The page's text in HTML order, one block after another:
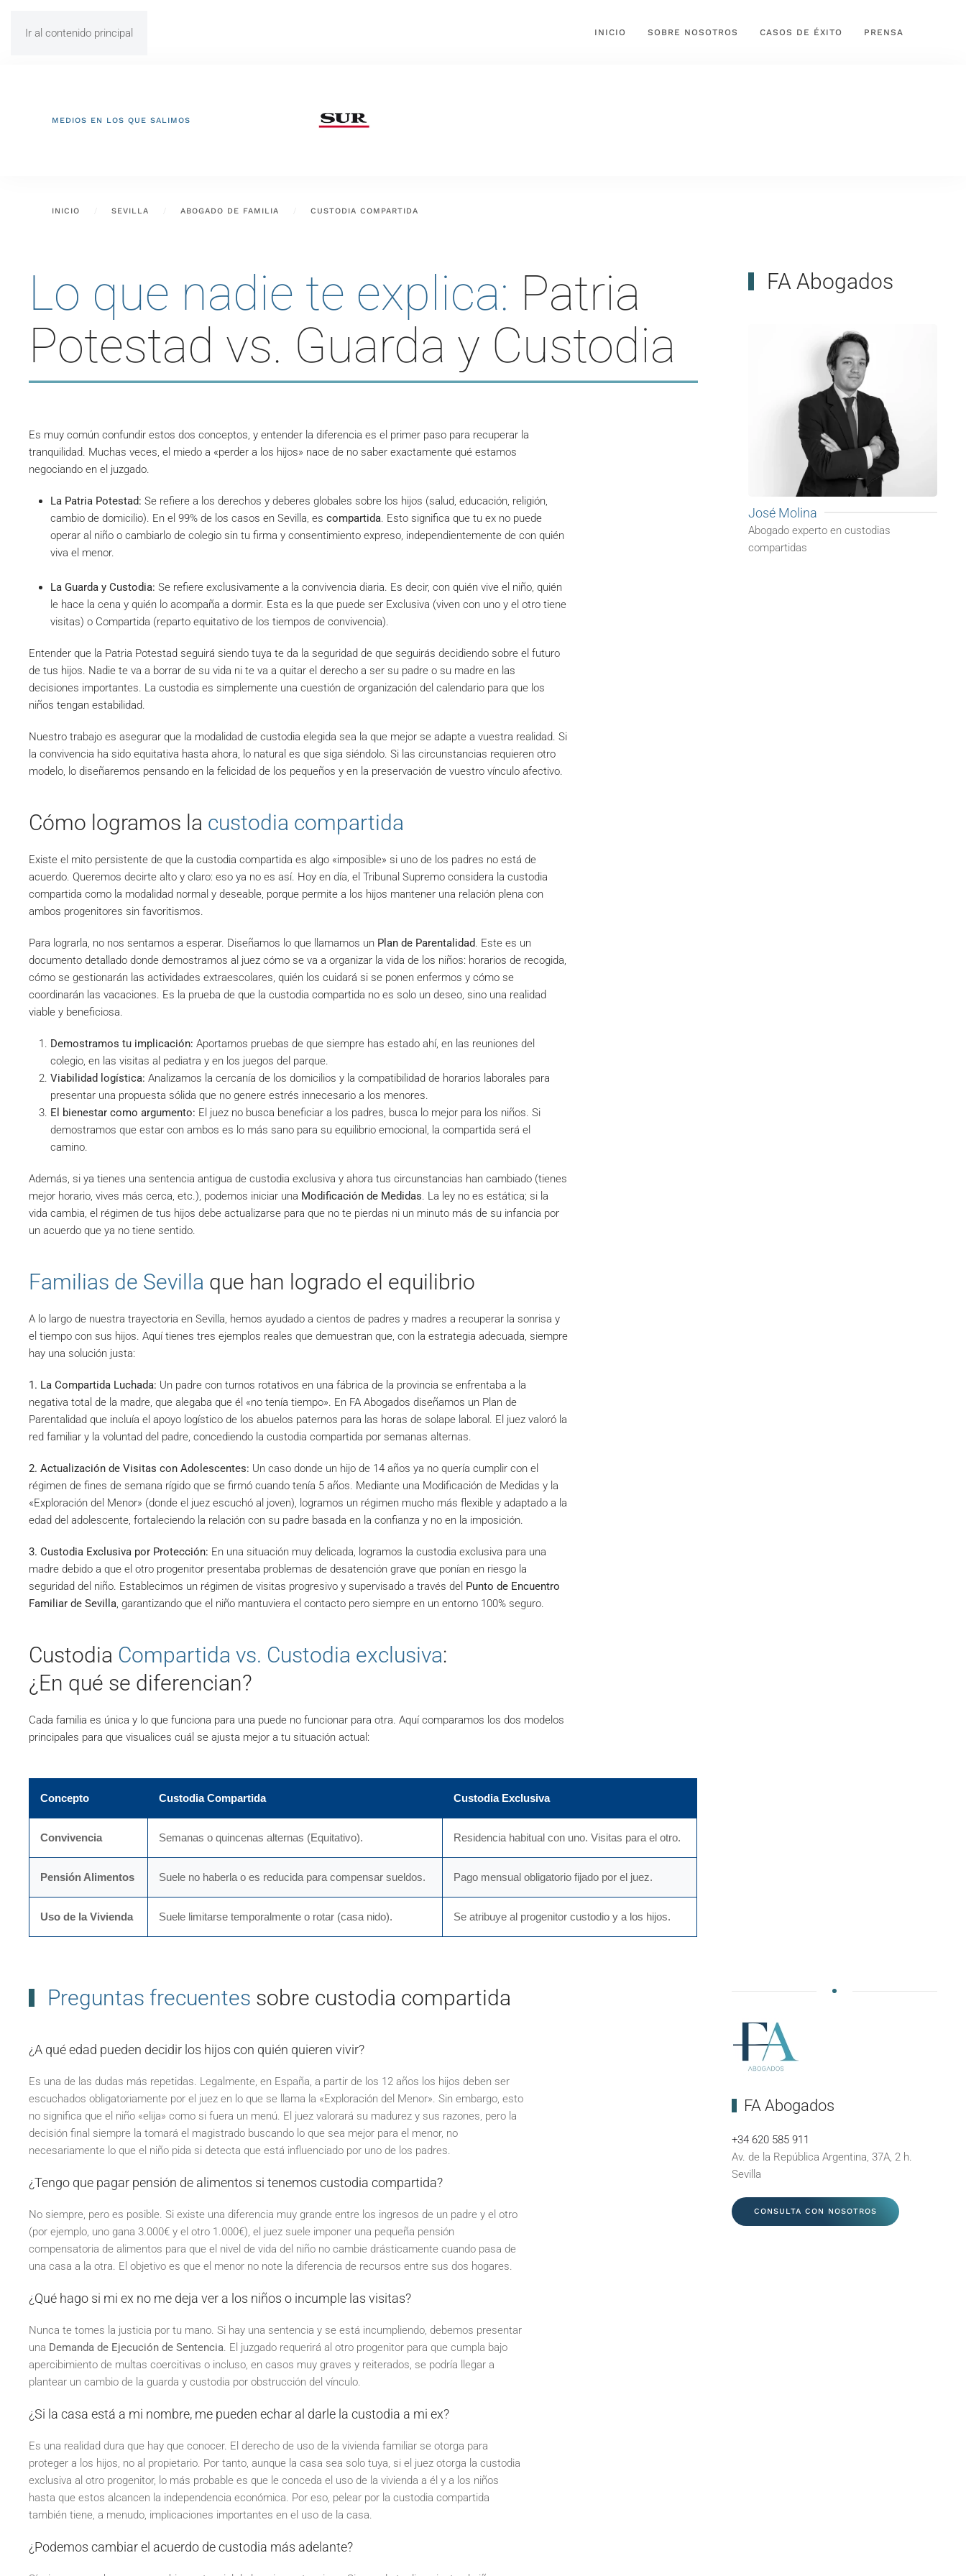
Ir al contenido principal INICIO SOBRE NOSOTROS CASOS DE ÉXITO PRENSA
MEDIOS EN LOS QUE SALIMOS
INICIO SEVILLA ABOGADO DE FAMILIA CUSTODIA COMPARTIDA
Lo que nadie te explica: Patria
Potestad vs. Guarda y Custodia
Es muy común confundir estos dos conceptos, y entender la diferencia es el primer paso para recuperar la
tranquilidad. Muchas veces, el miedo a «perder a los hijos» nace de no saber exactamente qué estamos
negociando en el juzgado.
La Patria Potestad: Se refiere a los derechos y deberes globales sobre los hijos (salud, educación, religión,
cambio de domicilio). En el 99% de los casos en Sevilla, es compartida. Esto significa que tu ex no puede
operar al niño o cambiarlo de colegio sin tu firma y consentimiento expreso, independientemente de con quién
viva el menor.
La Guarda y Custodia: Se refiere exclusivamente a la convivencia diaria. Es decir, con quién vive el niño, quién
le hace la cena y quién lo acompaña a dormir. Esta es la que puede ser Exclusiva (viven con uno y el otro tiene
visitas) o Compartida (reparto equitativo de los tiempos de convivencia).
Entender que la Patria Potestad seguirá siendo tuya te da la seguridad de que seguirás decidiendo sobre el futuro
de tus hijos. Nadie te va a borrar de su vida ni te va a quitar el derecho a ser su padre o su madre en las
decisiones importantes. La custodia es simplemente una cuestión de organización del calendario para que los
niños tengan estabilidad.
Nuestro trabajo es asegurar que la modalidad de custodia elegida sea la que mejor se adapte a vuestra realidad. Si
la convivencia ha sido equitativa hasta ahora, lo natural es que siga siéndolo. Si las circunstancias requieren otro
modelo, lo diseñaremos pensando en la felicidad de los pequeños y en la preservación de vuestro vínculo afectivo.
Cómo logramos la custodia compartida
Existe el mito persistente de que la custodia compartida es algo «imposible» si uno de los padres no está de
acuerdo. Queremos decirte alto y claro: eso ya no es así. Hoy en día, el Tribunal Supremo considera la custodia
compartida como la modalidad normal y deseable, porque permite a los hijos mantener una relación plena con
ambos progenitores sin favoritismos.
Para lograrla, no nos sentamos a esperar. Diseñamos lo que llamamos un Plan de Parentalidad. Este es un
documento detallado donde demostramos al juez cómo se va a organizar la vida de los niños: horarios de recogida,
cómo se gestionarán las actividades extraescolares, quién los cuidará si se ponen enfermos y cómo se
coordinarán las vacaciones. Es la prueba de que la custodia compartida no es solo un deseo, sino una realidad
viable y beneficiosa.
Demostramos tu implicación: Aportamos pruebas de que siempre has estado ahí, en las reuniones del
colegio, en las visitas al pediatra y en los juegos del parque.
Viabilidad logística: Analizamos la cercanía de los domicilios y la compatibilidad de horarios laborales para
presentar una propuesta sólida que no genere estrés innecesario a los menores.
El bienestar como argumento: El juez no busca beneficiar a los padres, busca lo mejor para los niños. Si
demostramos que estar con ambos es lo más sano para su equilibrio emocional, la compartida será el
camino.
Además, si ya tienes una sentencia antigua de custodia exclusiva y ahora tus circunstancias han cambiado (tienes
mejor horario, vives más cerca, etc.), podemos iniciar una Modificación de Medidas. La ley no es estática; si la
vida cambia, el régimen de tus hijos debe actualizarse para que no te pierdas ni un minuto más de su infancia por
un acuerdo que ya no tiene sentido.
Familias de Sevilla que han logrado el equilibrio
A lo largo de nuestra trayectoria en Sevilla, hemos ayudado a cientos de padres y madres a recuperar la sonrisa y
el tiempo con sus hijos. Aquí tienes tres ejemplos reales que demuestran que, con la estrategia adecuada, siempre
hay una solución justa:
1. La Compartida Luchada: Un padre con turnos rotativos en una fábrica de la provincia se enfrentaba a la
negativa total de la madre, que alegaba que él «no tenía tiempo». En FA Abogados diseñamos un Plan de
Parentalidad que incluía el apoyo logístico de los abuelos paternos para las horas de solape laboral. El juez valoró la
red familiar y la voluntad del padre, concediendo la custodia compartida por semanas alternas.
2. Actualización de Visitas con Adolescentes: Un caso donde un hijo de 14 años ya no quería cumplir con el
régimen de fines de semana rígido que se firmó cuando tenía 5 años. Mediante una Modificación de Medidas y la
«Exploración del Menor» (donde el juez escuchó al joven), logramos un régimen mucho más flexible y adaptado a la
edad del adolescente, fortaleciendo la relación con su padre basada en la confianza y no en la imposición.
3. Custodia Exclusiva por Protección: En una situación muy delicada, logramos la custodia exclusiva para una
madre debido a que el otro progenitor presentaba problemas de desatención grave que ponían en riesgo la
seguridad del niño. Establecimos un régimen de visitas progresivo y supervisado a través del Punto de Encuentro
Familiar de Sevilla, garantizando que el niño mantuviera el contacto pero siempre en un entorno 100% seguro.
Custodia Compartida vs. Custodia exclusiva:
¿En qué se diferencian?
Cada familia es única y lo que funciona para una puede no funcionar para otra. Aquí comparamos los dos modelos
principales para que visualices cuál se ajusta mejor a tu situación actual:
Concepto Custodia Compartida Custodia Exclusiva
Convivencia Semanas o quincenas alternas (Equitativo). Residencia habitual con uno. Visitas para el otro.
Pensión Alimentos Suele no haberla o es reducida para compensar sueldos. Pago mensual obligatorio fijado por el juez.
Uso de la Vivienda Suele limitarse temporalmente o rotar (casa nido). Se atribuye al progenitor custodio y a los hijos.
FA Abogados
José Molina
Abogado experto en custodias
compartidas
Preguntas frecuentes sobre custodia compartida
¿A qué edad pueden decidir los hijos con quién quieren vivir?
Es una de las dudas más repetidas. Legalmente, en España, a partir de los 12 años los hijos deben ser
escuchados obligatoriamente por el juez en lo que se llama la «Exploración del Menor». Sin embargo, esto
no significa que el niño «elija» como si fuera un menú. El juez valorará su madurez y sus razones, pero la
decisión final siempre la tomará el magistrado buscando lo que sea mejor para el menor, no
necesariamente lo que el niño pida si detecta que está influenciado por uno de los padres.
¿Tengo que pagar pensión de alimentos si tenemos custodia compartida?
No siempre, pero es posible. Si existe una diferencia muy grande entre los ingresos de un padre y el otro
(por ejemplo, uno gana 3.000€ y el otro 1.000€), el juez suele imponer una pequeña pensión
compensatoria de alimentos para que el nivel de vida del niño no cambie drásticamente cuando pasa de
una casa a la otra. El objetivo es que el menor no note la diferencia de recursos entre sus dos hogares.
¿Qué hago si mi ex no me deja ver a los niños o incumple las visitas?
Nunca te tomes la justicia por tu mano. Si hay una sentencia y se está incumpliendo, debemos presentar
una Demanda de Ejecución de Sentencia. El juzgado requerirá al otro progenitor para que cumpla bajo
apercibimiento de multas coercitivas o incluso, en casos muy graves y reiterados, se podría llegar a
plantear un cambio de la guarda y custodia por obstrucción del vínculo.
¿Si la casa está a mi nombre, me pueden echar al darle la custodia a mi ex?
Es una realidad dura que hay que conocer. El derecho de uso de la vivienda familiar se otorga para
proteger a los hijos, no al propietario. Por tanto, aunque la casa sea solo tuya, si el juez otorga la custodia
exclusiva al otro progenitor, lo más probable es que le conceda el uso de la vivienda a él y a los niños
hasta que estos alcancen la independencia económica. Por eso, pelear por la custodia compartida
también tiene, a menudo, implicaciones importantes en el uso de la casa.
¿Podemos cambiar el acuerdo de custodia más adelante?
FA Abogados
+34 620 585 911
Av. de la República Argentina, 37A, 2 h.
Sevilla
CONSULTA CON NOSOTROS